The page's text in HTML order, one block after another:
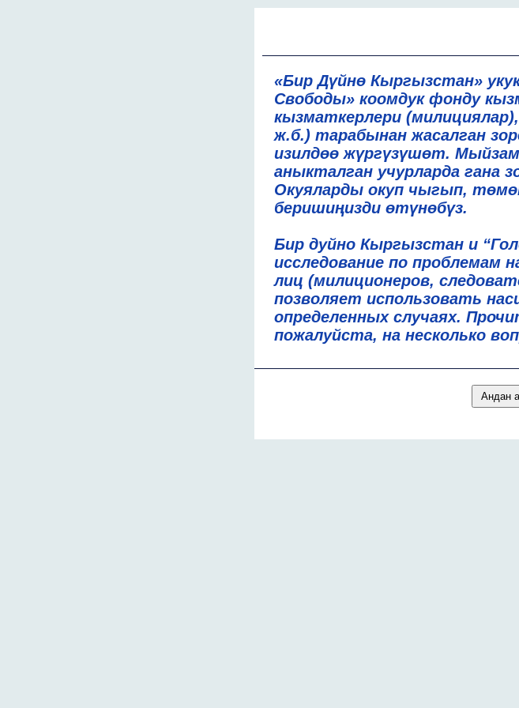
«Бир Дүйнө Кыргызстан»
Свободы» коомдук фонду
кызматкерлери
ж.б.) тарабынан жасалган
изилдөө жүргүзүшөт.
аныкталган учурларда гана
Окуяларды окуп чыгып,
беришиңизди өтүнөбүз.
Бир дуйно Кыргызстан и
исследование по проблемам
лиц (милиционеров,
позволяет использовать
определенных случаях.
пожалуйста, на несколько